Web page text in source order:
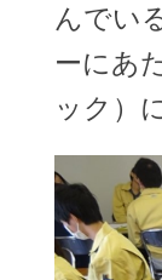
んでい
ーにあ
ック）